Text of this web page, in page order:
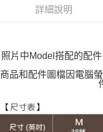
每筆NT$100，滿
每筆NT$100，滿
付款後萊爾富取貨
每筆NT$100，滿
7-11取貨付款
每筆NT$100，滿
詳細說明
照片中Model搭配的配
商品和配件圖檔因電腦